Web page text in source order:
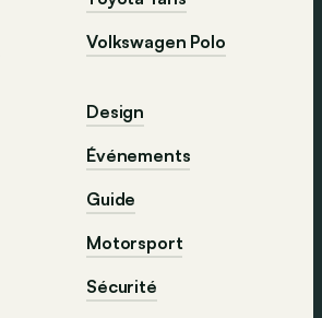
Volkswagen Polo
Design
Événements
Guide
Motorsport
Sécurité